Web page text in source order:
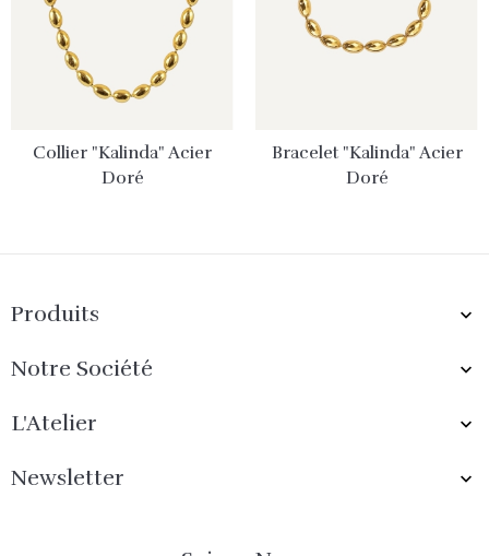
Collier "Kalinda" Acier
Doré
Bracelet "Kalinda" Acier
Doré
Produits 
Notre Société 
L'Atelier 
Newsletter 